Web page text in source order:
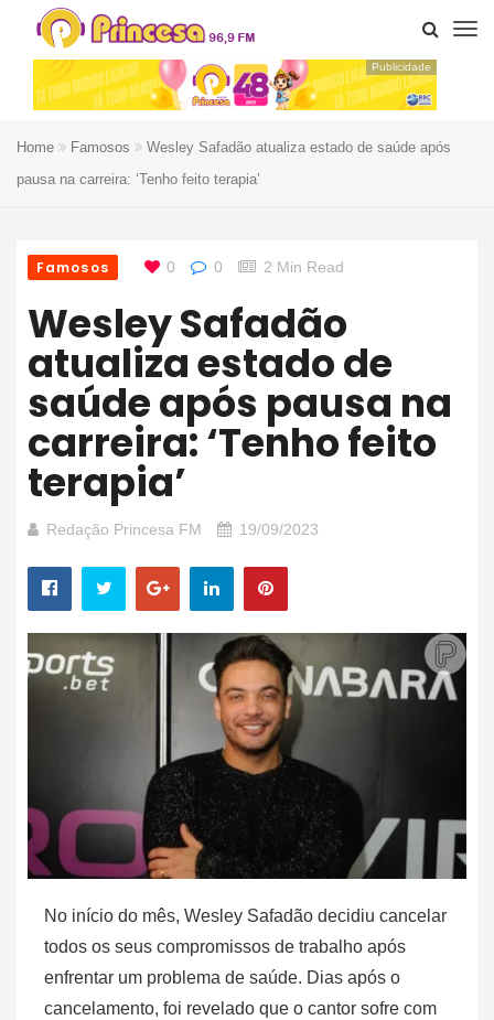
Publicidade
Home Famosos
Wesley Safadão atualiza estado de saúde após
pausa na carreira: ‘Tenho feito terapia’
Famosos 0 0 2 Min Read
Wesley Safadão
atualiza estado de
saúde após pausa na
carreira: ‘Tenho feito
terapia’
Redação Princesa FM 19/09/2023
No início do mês, Wesley Safadão decidiu cancelar
todos os seus compromissos de trabalho após
enfrentar um problema de saúde. Dias após o
cancelamento, foi revelado que o cantor sofre com